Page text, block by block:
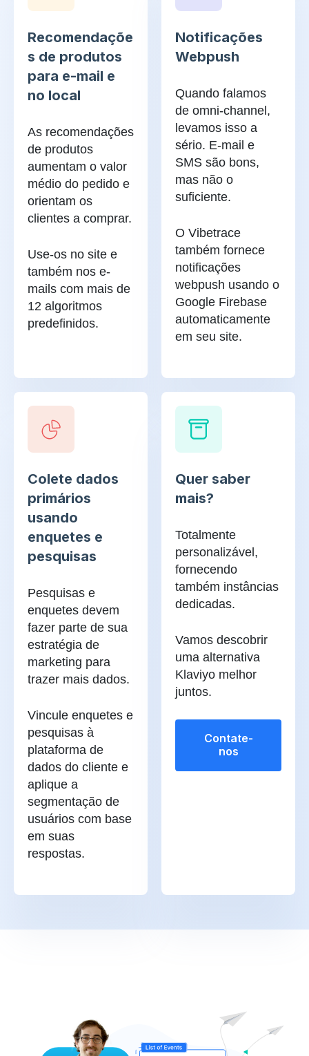
Recomendaçõe
s de produtos
para e-mail e
no local
As recomendações
de produtos
aumentam o valor
médio do pedido e
orientam os
clientes a comprar.
Use-os no site e
também nos e-
mails com mais de
12 algoritmos
predefinidos.
Notificações
Webpush
Quando falamos
de omni-channel,
levamos isso a
sério. E-mail e
SMS são bons,
mas não o
suficiente.
O Vibetrace
também fornece
notificações
webpush usando o
Google Firebase
automaticamente
em seu site.
Colete dados
primários
usando
enquetes e
pesquisas
Pesquisas e
enquetes devem
fazer parte de sua
estratégia de
marketing para
trazer mais dados.
Vincule enquetes e
pesquisas à
plataforma de
dados do cliente e
aplique a
segmentação de
usuários com base
em suas
respostas.
Quer saber
mais?
Totalmente
personalizável,
fornecendo
também instâncias
dedicadas.
Vamos descobrir
uma alternativa
Klaviyo melhor
juntos.
Contate-
nos